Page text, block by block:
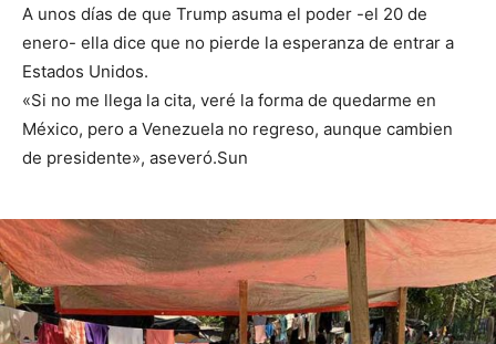
A unos días de que Trump asuma el poder -el 20 de
enero- ella dice que no pierde la esperanza de entrar a
Estados Unidos.
«Si no me llega la cita, veré la forma de quedarme en
México, pero a Venezuela no regreso, aunque cambien
de presidente», aseveró.Sun